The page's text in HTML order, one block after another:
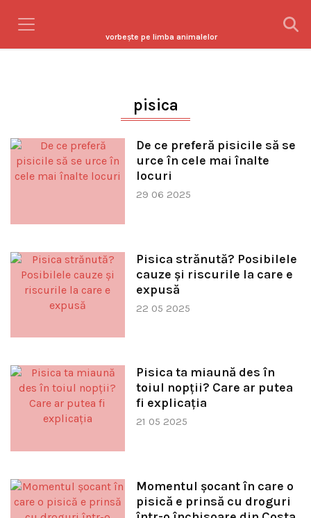
vorbeşte pe limba animalelor
pisica
De ce preferă pisicile să se
urce în cele mai înalte
locuri
29 06 2025
Pisica strănută? Posibilele
cauze și riscurile la care e
expusă
22 05 2025
Pisica ta miaună des în
toiul nopții? Care ar putea
fi explicația
21 05 2025
Momentul șocant în care o
pisică e prinsă cu droguri